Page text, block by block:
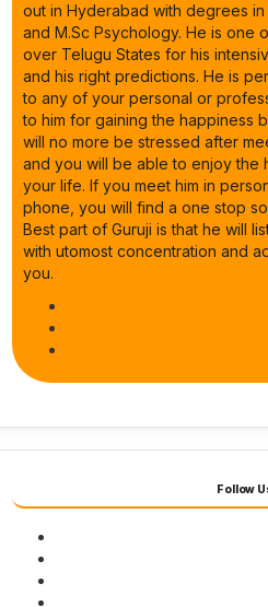
out in Hyderabad with degrees in
and M.Sc Psychology. He is one
over Telugu States for his
and his right predictions. He is
to any of your personal or
to him for gaining the happiness
will no more be stressed after
and you will be able to enjoy the
your life. If you meet him in
phone, you will find a one stop
Best part of Guruji is that he will
with utomost concentration and
you.
Follow